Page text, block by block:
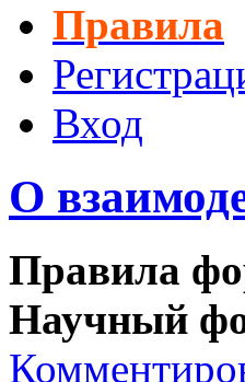
Правила
Вход
О
Правила
Научный